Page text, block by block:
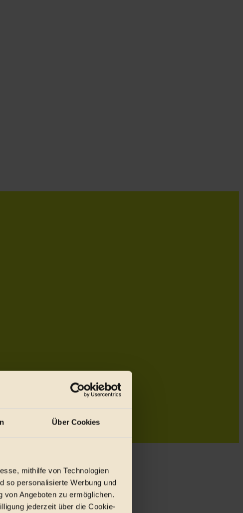
Über Cookies
mithilfe von Technologien
so personalisierte Werbung und
von Angeboten zu ermöglichen.
jederzeit über die Cookie-